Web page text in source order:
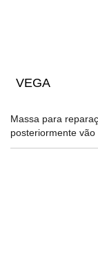
VEGA
Massa para
posteriormente vão